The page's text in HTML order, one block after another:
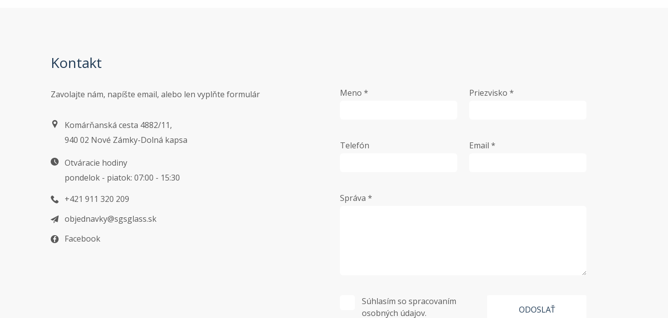
Kontakt
Zavolajte nám, napíšte email, alebo len vyplňte formulár
Komárňanská cesta 4882/11,
940 02 Nové Zámky-Dolná kapsa
Otváracie hodiny
pondelok - piatok: 07:00 - 15:30
+421 911 320 209
objednavky@sgsglass.sk
Facebook
Meno * Priezvisko *
Telefón Email *
Správa *
Súhlasím so spracovaním
osobných údajov.
ODOSLAŤ